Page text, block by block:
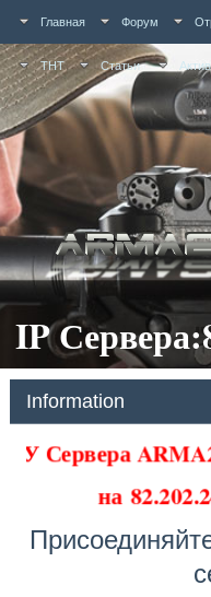
Главная Форум
ТНТ Статьи
IP
Information
У Сервера
на